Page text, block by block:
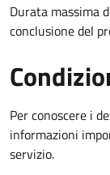
Durata massima
conclusione del
Per conoscere i
informazioni
servizio.